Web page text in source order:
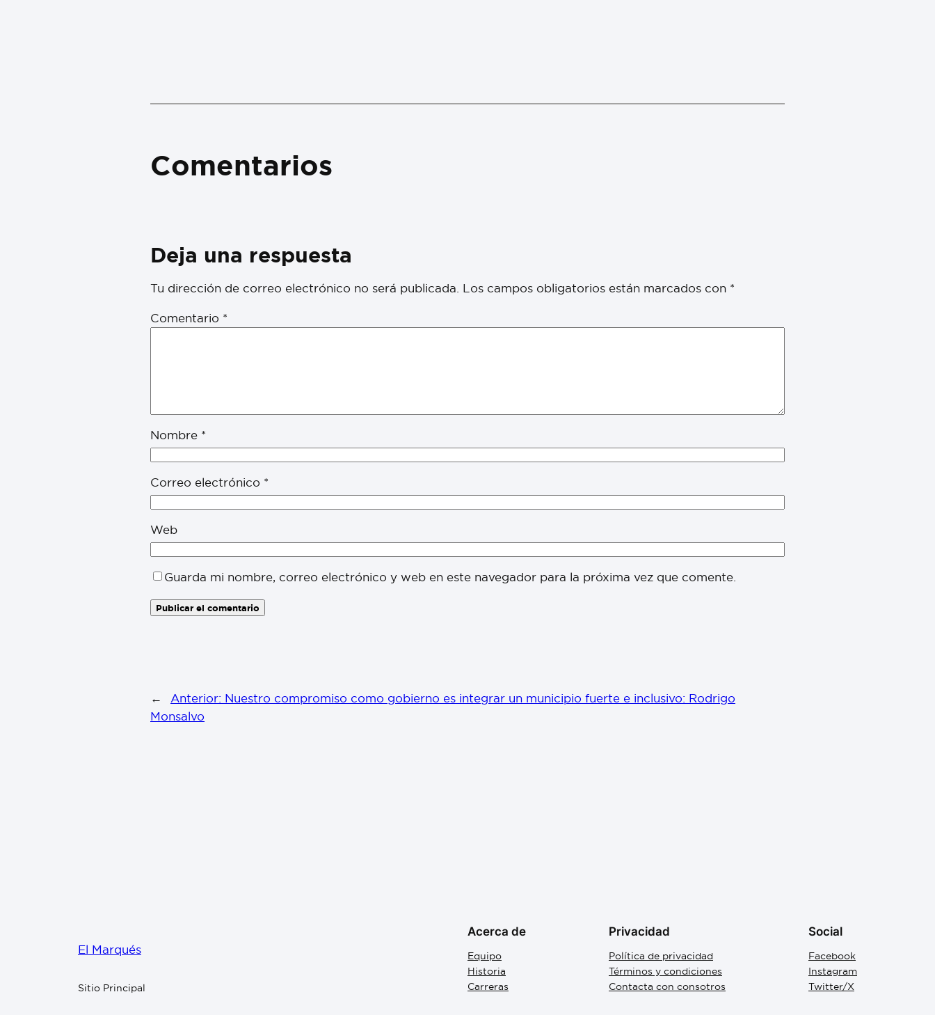
Comentarios
Deja una respuesta
Tu dirección de correo electrónico no será publicada. Los campos obligatorios están marcados con *
Comentario *
Nombre *
Correo electrónico *
Web
Guarda mi nombre, correo electrónico y web en este navegador para la próxima vez que comente.
← Anterior: Nuestro compromiso como gobierno es integrar un municipio fuerte e inclusivo: Rodrigo
Monsalvo
El Marqués
Sitio Principal
Acerca de
Equipo
Historia
Carreras
Privacidad
Política de privacidad
Términos y condiciones
Contacta con consotros
Social
Facebook
Instagram
Twitter/X